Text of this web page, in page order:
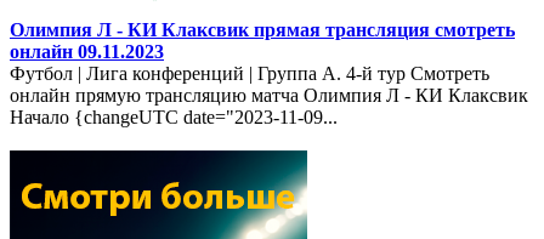
Олимпия Л - КИ Клаксвик прямая трансляция смотреть
онлайн 09.11.2023
Футбол | Лига конференций | Группа A. 4-й тур Смотреть
онлайн прямую трансляцию матча Олимпия Л - КИ Клаксвик
Начало {changeUTC date="2023-11-09...